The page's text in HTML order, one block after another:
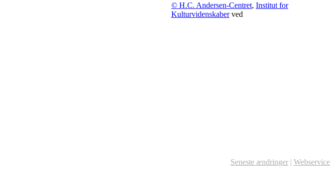
© H.C. Andersen-Centret, Institut for
Kulturvidenskaberved
Seneste ændringer | Webservice